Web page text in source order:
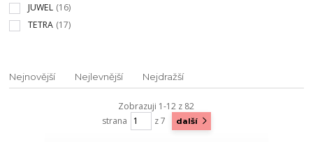
JUWEL (16)
TETRA (17)
Nejnovější Nejlevnější Nejdražší
Zobrazuji 1-12 z 82
strana
z 7 další